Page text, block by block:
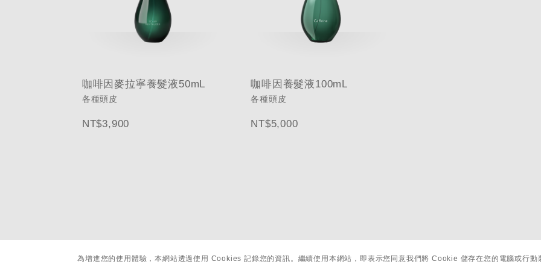
咖啡因麥拉寧養髮液50mL
各種頭皮
NT$3,900
咖啡因養髮液100mL
各種頭皮
NT$5,000
為增進您的使用體驗，本網站透過使用 Cookies 記錄您的資訊。繼續使用本網站，即表示您同意我們將 Cookie 儲存在您的電腦或行動